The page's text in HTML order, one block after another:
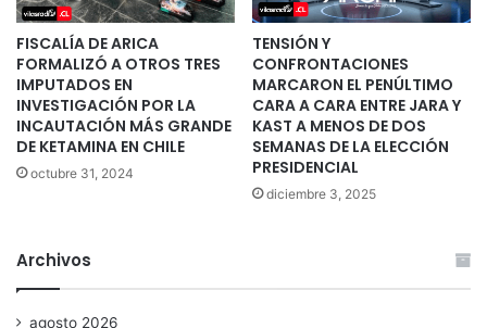
FISCALÍA DE ARICA
FORMALIZÓ A OTROS TRES
IMPUTADOS EN
INVESTIGACIÓN POR LA
INCAUTACIÓN MÁS GRANDE
DE KETAMINA EN CHILE
octubre 31, 2024
TENSIÓN Y
CONFRONTACIONES
MARCARON EL PENÚLTIMO
CARA A CARA ENTRE JARA Y
KAST A MENOS DE DOS
SEMANAS DE LA ELECCIÓN
PRESIDENCIAL
diciembre 3, 2025
Archivos
agosto 2026